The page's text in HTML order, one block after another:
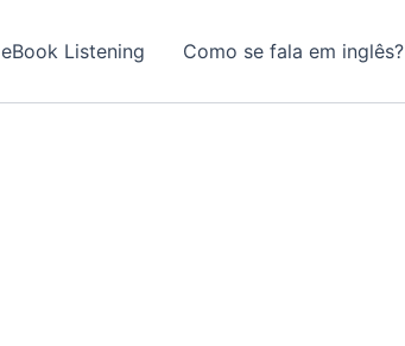
eBook Listening Como se fala em inglês?